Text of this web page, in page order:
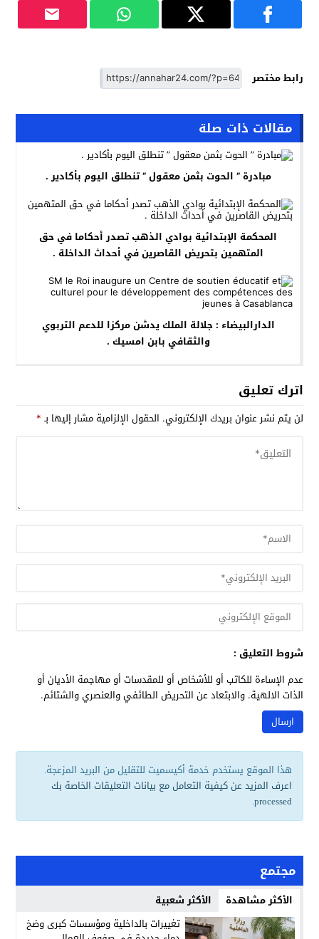
رابط مختصر
مقالات ذات صلة
مبادرة ” الحوت بثمن معقول ” تنطلق اليوم بأكادير .
المحكمة الإبتدائية بوادي الذهب تصدر أحكاما في حق
المتهمين بتحريض القاصرين في أحداث الداخلة .
الدارالبيضاء : جلالة الملك يدشن مركزا للدعم التربوي
والثقافي بابن امسيك .
اترك تعليق
لن يتم نشر عنوان بريدك الإلكتروني. الحقول الإلزامية مشار إليها بـ*
شروط التعليق :
عدم الإساءة للكاتب أو للأشخاص أو للمقدسات أو مهاجمة الأديان أو
الذات الالهية. والابتعاد عن التحريض الطائفي والعنصري والشتائم.
هذا الموقع يستخدم خدمة أكيسميت للتقليل من البريد المزعجة.
اعرف المزيد عن كيفية التعامل مع بيانات التعليقات الخاصة بك
processed
.
مجتمع
الأكثر مشاهدة
الأكثر شعبية
تغييرات بالداخلية ومؤسسات كبرى وضخ